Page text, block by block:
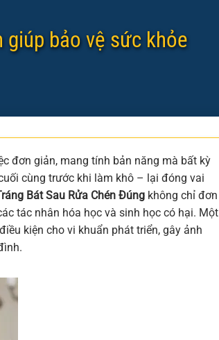
giúp bảo vệ sức khỏe
đơn giản, mang tính bản năng mà bất kỳ
cùng trước khi làm khô – lại đóng vai
Bát Sau Rửa Chén Đúngkhông chỉ đơn
tác nhân hóa học và sinh học có hại. Một
kiện cho vi khuẩn phát triển, gây ảnh